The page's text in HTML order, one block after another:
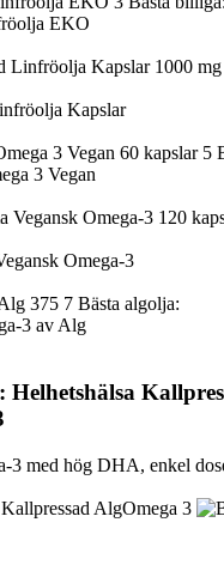
EKO
Kapslar
5
3 Vegan
Omega-3
7 Bästa algolja:
3 av Alg
Helhetshälsa
3 med hög DHA, enkel